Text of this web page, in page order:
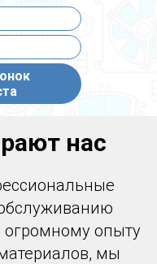
нас
огромному опыту
мы